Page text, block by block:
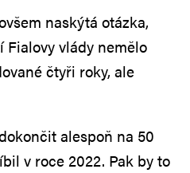
naskýtá otázka,
vlády nemělo
čtyři roky, ale
alespoň na 50
v roce 2022. Pak by to